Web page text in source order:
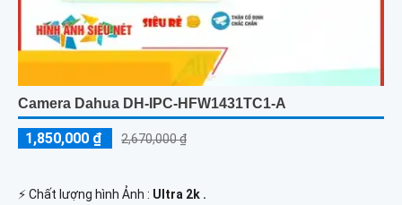
Camera Dahua DH-IPC-HFW1431TC1-A
1,850,000 ₫ 2,670,000 ₫
️⚡ Chất lượng hình Ảnh : Ultra 2k .